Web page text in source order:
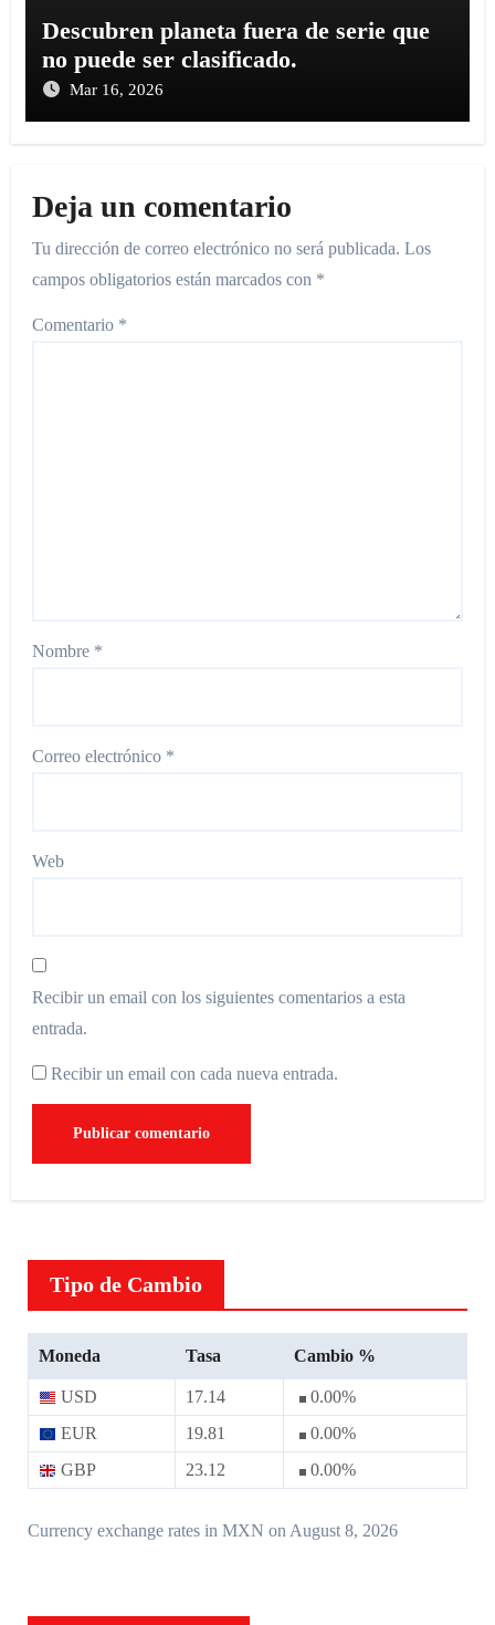
Descubren planeta fuera de serie que
no puede ser clasificado.
Mar 16, 2026
Deja un comentario
Tu dirección de correo electrónico no será publicada. Los
campos obligatorios están marcados con *
Comentario *
Nombre *
Correo electrónico *
Web
Recibir un email con los siguientes comentarios a esta
entrada.
Recibir un email con cada nueva entrada.
Tipo de Cambio
Moneda Tasa Cambio %
USD 17.14 0.00%
EUR
19.81 0.00%
GBP
23.12 0.00%
Currency exchange rates in MXN on August 8, 2026